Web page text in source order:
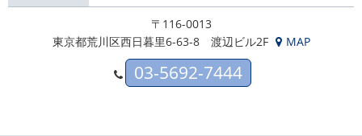
〒116-0013
東京都荒川区西日暮里6-63-8 渡辺ビル2F
MAP
03-5692-7444